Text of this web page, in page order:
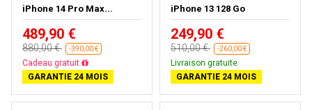
iPhone 14 Pro Max...
489,90 €
880,00 € -390,00 €
Cadeau gratuit
GARANTIE 24 MOIS
iPhone 13 128 Go
249,90 €
510,00 € -260,00 €
Livraison gratuite
GARANTIE 24 MOIS